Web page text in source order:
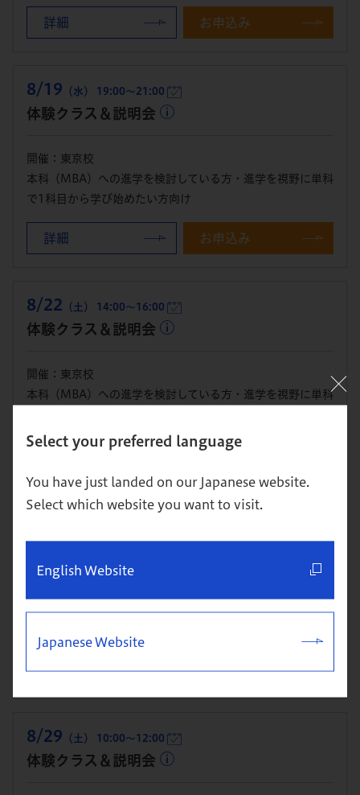
Select your preferred language
You have just landed on our Japanese website.
Select which website you want to visit.
English Website
Japanese Website
詳細 お申込み
8/19 （水） 19:00～21:00
体験クラス＆説明会
開催：東京校
本科（MBA）への進学を検討している方・進学を視野に単科
で1科目から学び始めたい方向け
詳細 お申込み
8/22 （土） 14:00～16:00
体験クラス＆説明会
開催：東京校
本科（MBA）への進学を検討している方・進学を視野に単科
お申込み
体験クラス＆説明会
本科（MBA）への進学を検討している方・進学を視野に単科
詳細 お申込み
8/29 （土） 10:00～12:00
体験クラス＆説明会